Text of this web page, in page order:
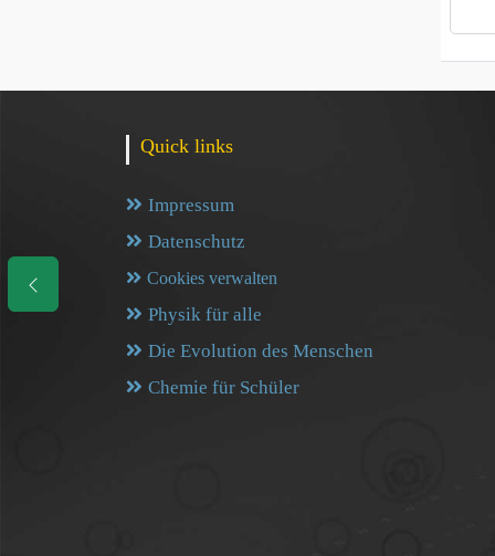
Quick links
Impressum
Datenschutz
Cookies verwalten
Physik für alle
Die Evolution des Menschen
Chemie für Schüler